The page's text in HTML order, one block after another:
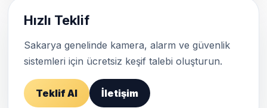
Hızlı Teklif
Sakarya genelinde kamera, alarm ve güvenlik
sistemleri için ücretsiz keşif talebi oluşturun.
Teklif Al İletişim